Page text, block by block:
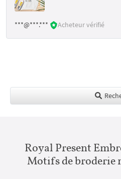
***@***.*** Acheteur vérifié
Royal Present
Motifs de broderie